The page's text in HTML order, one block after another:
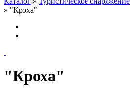
» "Кроха"
"Кроха"